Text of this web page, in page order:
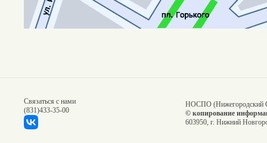
Связаться с нами
(831)433-35-00
НОСПО (Нижегородский
© копирование
603950, г. Нижний